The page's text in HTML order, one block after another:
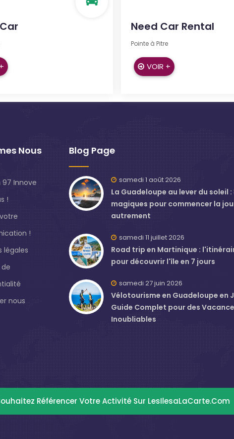
Need Car Rental
Pointe à Pitre
VOIR +
Nous
Innove
!
!
légales
nous
Blog Page
samedi 1 août 2026
La Guadeloupe au lever du soleil :
magiques pour commencer la
autrement
samedi 11 juillet 2026
Road trip en Martinique :
pour découvrir l'île en 7 jours
samedi 27 juin 2026
Vélotourisme en Guadeloupe en
Guide Complet pour des
Inoubliables
Référencer Votre Activité Sur LesIlesaLaCarte.com